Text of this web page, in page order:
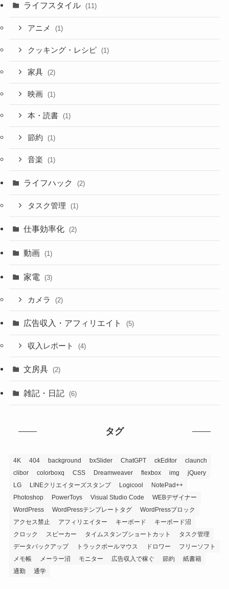
ライフスタイル (11)
アニメ (1)
クッキング・レシピ (1)
家具 (2)
映画 (1)
本・読書 (1)
節約 (1)
音楽 (1)
ライフハック (2)
タスク管理 (1)
仕事効率化 (2)
動画 (1)
家電 (3)
カメラ (2)
広告収入・アフィリエイト (5)
収入レポート (4)
文房具 (2)
雑記・日記 (6)
タグ
4K 404 background bxSlider ChatGPT ckEditor
claunch
clibor
colorboxq CSS Dreamweaver flexbox img
jQuery
LG
LINEクリエイターズスタンプ Logicool
NotePad++
Photoshop
PowerToys Visual Studio Code
WEBデザイナー
WordPress
WordPressテンプレートタグ
WordPressブロック
アクセス禁止
アフィリエイター キーボード
キーボード沼
クロック
スピーカー タイムスタンプショートカット
タスク管理
データバックアップ
トラックボールマウス ドロワー
フリーソフト
メモ帳
メーラー沼 モニター 広告収入で稼ぐ 節約
紙書籍
通勤
通学